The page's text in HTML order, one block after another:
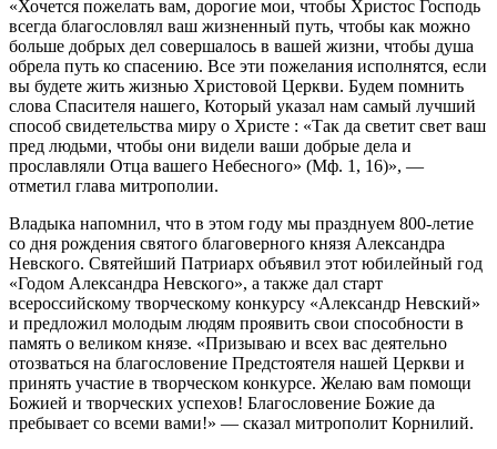
«Хочется пожелать вам, дорогие мои, чтобы Христос Господь
всегда благословлял ваш жизненный путь, чтобы как можно
больше добрых дел совершалось в вашей жизни, чтобы душа
обрела путь ко спасению. Все эти пожелания исполнятся, если
вы будете жить жизнью Христовой Церкви. Будем помнить
слова Спасителя нашего, Который указал нам самый лучший
способ свидетельства миру о Христе : «Так да светит свет ваш
пред людьми, чтобы они видели ваши добрые дела и
прославляли Отца вашего Небесного» (Мф. 1, 16)», —
отметил глава митрополии.
Владыка напомнил, что в этом году мы празднуем 800-летие
со дня рождения святого благоверного князя Александра
Невского. Святейший Патриарх объявил этот юбилейный год
«Годом Александра Невского», а также дал старт
всероссийскому творческому конкурсу «Александр Невский»
и предложил молодым людям проявить свои способности в
память о великом князе. «Призываю и всех вас деятельно
отозваться на благословение Предстоятеля нашей Церкви и
принять участие в творческом конкурсе. Желаю вам помощи
Божией и творческих успехов! Благословение Божие да
пребывает со всеми вами!» — сказал митрополит Корнилий.